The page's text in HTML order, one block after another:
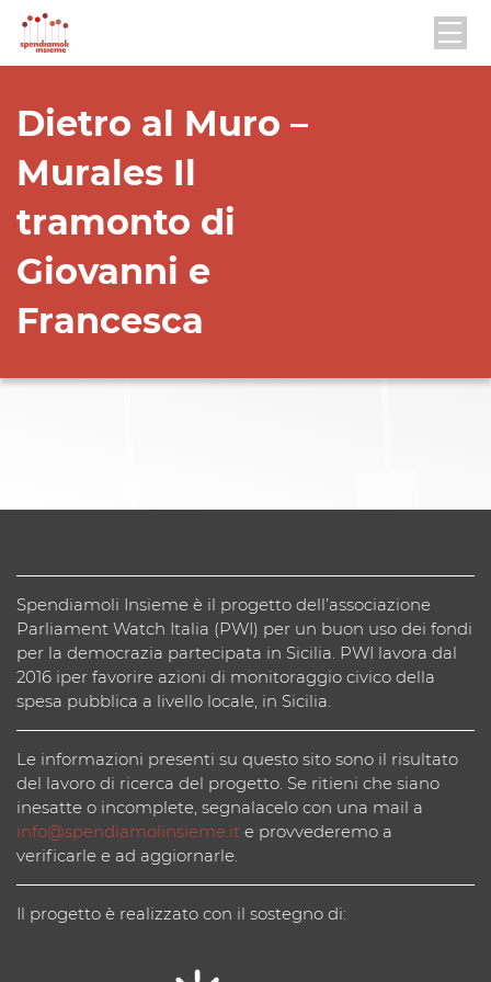
Dietro al Muro –
Murales Il
tramonto di
Giovanni e
Francesca
Spendiamoli Insieme è il progetto dell’associazione
Parliament Watch Italia (PWI) per un buon uso dei fondi
per la democrazia partecipata in Sicilia. PWI lavora dal
2016 iper favorire azioni di monitoraggio civico della
spesa pubblica a livello locale, in Sicilia.
Le informazioni presenti su questo sito sono il risultato
del lavoro di ricerca del progetto. Se ritieni che siano
inesatte o incomplete, segnalacelo con una mail a
info@spendiamolinsieme.it e provvederemo a
verificarle e ad aggiornarle.
Il progetto è realizzato con il sostegno di: